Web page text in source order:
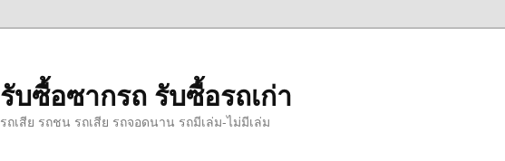
รับซื้อซากรถ รับซื้อรถเก่า
รถเสีย รถชน รถเสีย รถจอดนาน รถมีเล่ม-ไม่มีเล่ม